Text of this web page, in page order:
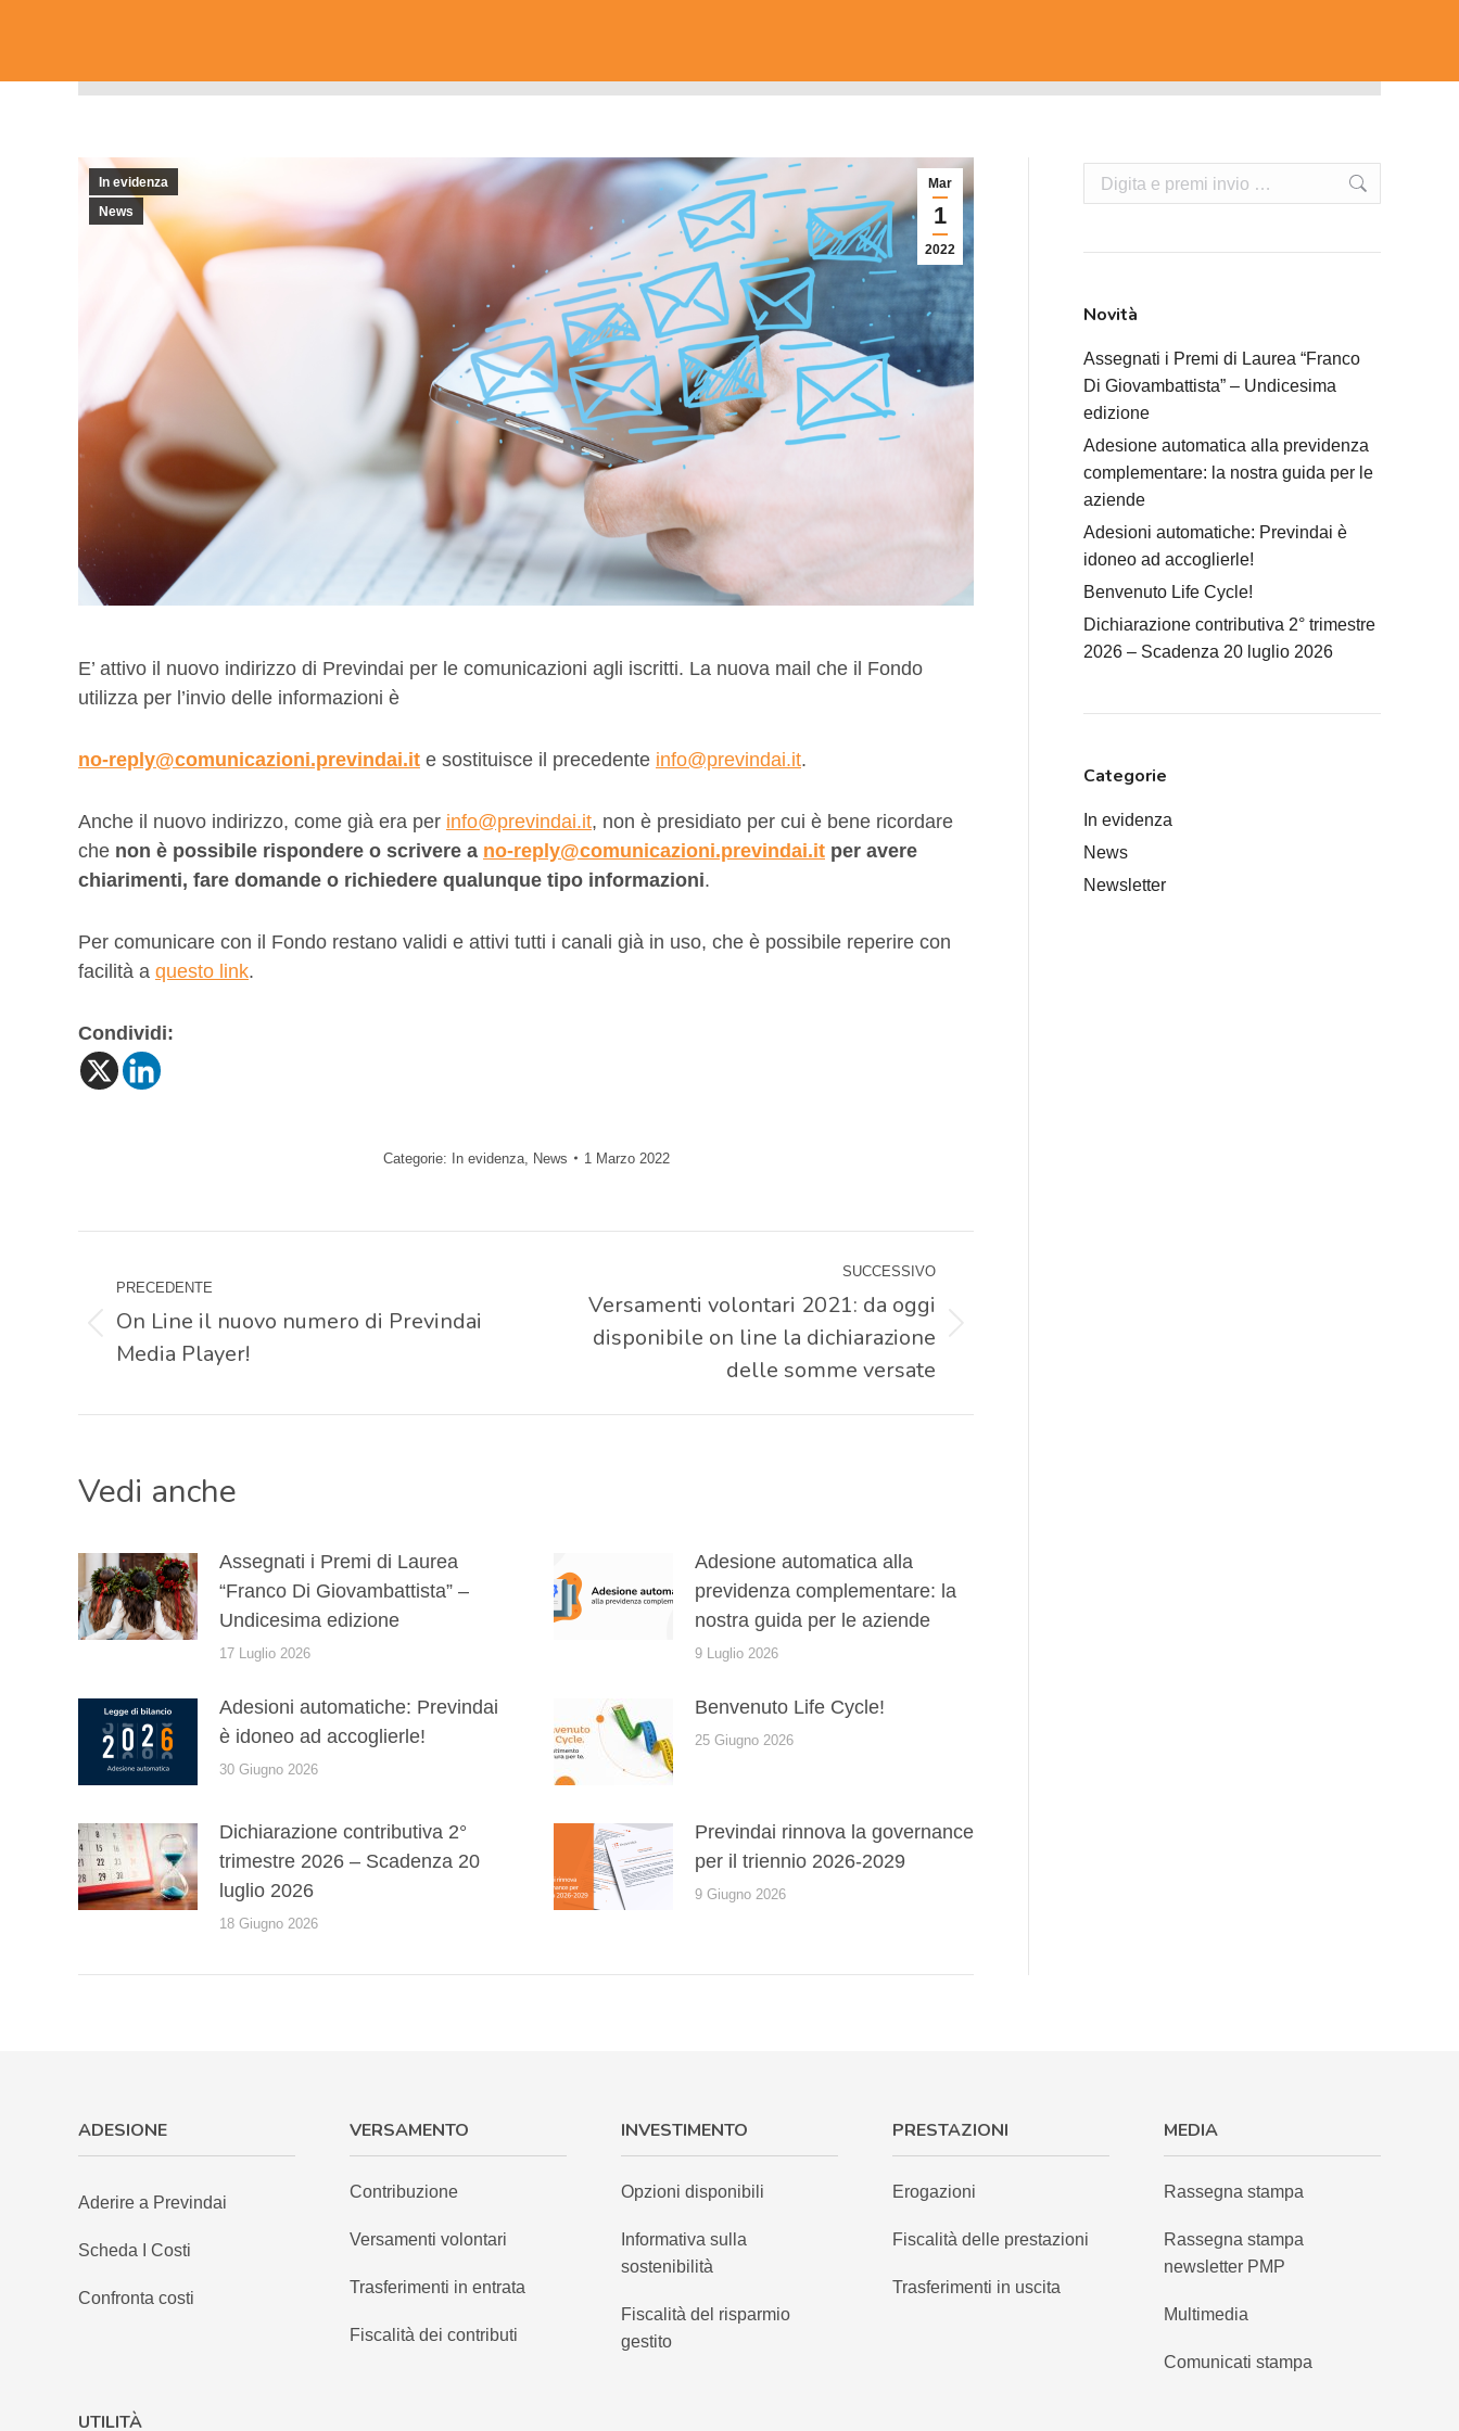
Mar
1
2022
In evidenza
News
E’ attivo il nuovo indirizzo di Previndai per le comunicazioni agli iscritti. La nuova mail che il Fondo
utilizza per l’invio delle informazioni è
no-reply@comunicazioni.previndai.it e sostituisce il precedente info@previndai.it.
Anche il nuovo indirizzo, come già era per info@previndai.it, non è presidiato per cui è bene ricordare
che non è possibile rispondere o scrivere a no-reply@comunicazioni.previndai.it per avere
chiarimenti, fare domande o richiedere qualunque tipo informazioni.
Per comunicare con il Fondo restano validi e attivi tutti i canali già in uso, che è possibile reperire con
facilità a questo link.
Condividi:
Categorie: In evidenza, News 1 Marzo 2022
tra
post
PRECEDENTE
precedente:
On Line il nuovo numero di Previndai
Media Player!
SUCCESSIVO
Prossimo
Versamenti volontari 2021: da oggi
disponibile on line la dichiarazione
delle somme versate
Vedi anche
Assegnati i Premi di Laurea
“Franco Di Giovambattista” –
Undicesima edizione
17 Luglio 2026
Adesione automatica alla
previdenza complementare: la
nostra guida per le aziende
9 Luglio 2026
Adesioni automatiche: Previndai
è idoneo ad accoglierle!
30 Giugno 2026
Benvenuto Life Cycle!
25 Giugno 2026
Dichiarazione contributiva 2°
trimestre 2026 – Scadenza 20
luglio 2026
18 Giugno 2026
Previndai rinnova la governance
per il triennio 2026-2029
9 Giugno 2026
Cerca:
Novità
Assegnati i Premi di Laurea “Franco
Di Giovambattista” – Undicesima
edizione
Adesione automatica alla previdenza
complementare: la nostra guida per le
aziende
Adesioni automatiche: Previndai è
idoneo ad accoglierle!
Benvenuto Life Cycle!
Dichiarazione contributiva 2° trimestre
2026 – Scadenza 20 luglio 2026
Categorie
In evidenza
News
Newsletter
ADESIONE
Aderire a Previndai
Scheda I Costi
Confronta costi
VERSAMENTO
Contribuzione
Versamenti volontari
Trasferimenti in entrata
Fiscalità dei contributi
INVESTIMENTO
Opzioni disponibili
Informativa sulla
sostenibilità
Fiscalità del risparmio
gestito
PRESTAZIONI
Erogazioni
Fiscalità delle prestazioni
Trasferimenti in uscita
MEDIA
Rassegna stampa
Rassegna stampa
newsletter PMP
Multimedia
Comunicati stampa
UTILITÀ